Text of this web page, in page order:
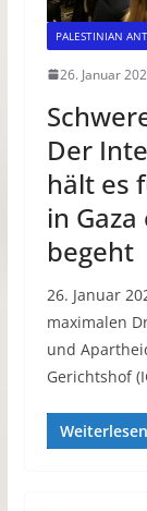
PALESTINIAN
26. Januar
Der
hält es
in
begeht
26. Januar
maximalen
und
Gerichtshof
Weiterlesen